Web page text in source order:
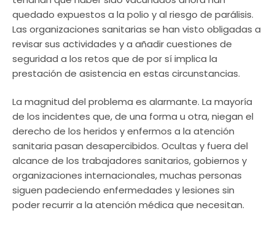
quedado expuestos a la polio y al riesgo de parálisis.
Las organizaciones sanitarias se han visto obligadas a
revisar sus actividades y a añadir cuestiones de
seguridad a los retos que de por sí implica la
prestación de asistencia en estas circunstancias.
La magnitud del problema es alarmante. La mayoría
de los incidentes que, de una forma u otra, niegan el
derecho de los heridos y enfermos a la atención
sanitaria pasan desapercibidos. Ocultas y fuera del
alcance de los trabajadores sanitarios, gobiernos y
organizaciones internacionales, muchas personas
siguen padeciendo enfermedades y lesiones sin
poder recurrir a la atención médica que necesitan.